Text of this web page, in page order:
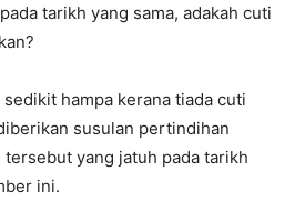
tarikh yang sama, adakah cuti
hampa kerana tiada cuti
susulan pertindihan
yang jatuh pada tarikh
ini.